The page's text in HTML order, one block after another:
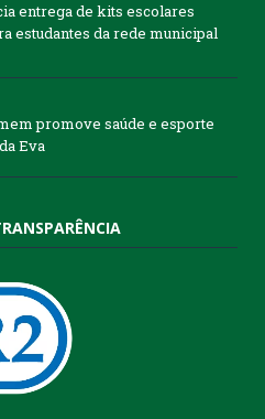
entrega de kits escolares
estudantes da rede municipal
promove saúde e esporte
Eva